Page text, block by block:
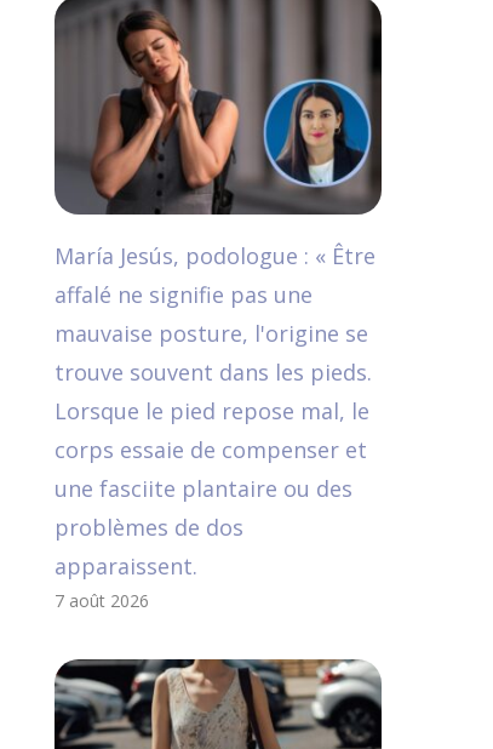
María Jesús, podologue : « Être
affalé ne signifie pas une
mauvaise posture, l'origine se
trouve souvent dans les pieds.
Lorsque le pied repose mal, le
corps essaie de compenser et
une fasciite plantaire ou des
problèmes de dos
apparaissent.
7 août 2026